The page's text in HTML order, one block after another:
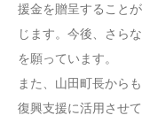
援金を贈呈すること
じます。今後、さら
を願っています。
また、山田町長から
復興支援に活用させ